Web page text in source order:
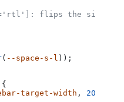
flips the sidebar
( --space-s-l ));
{
target-width , 20